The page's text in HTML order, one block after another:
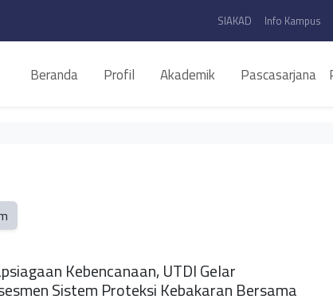
SIAKAD Info Kampus
Beranda Profil Akademik Pascasarjana
Kebencanaan, UTDI Gelar
Sistem Proteksi Kebakaran Bersama